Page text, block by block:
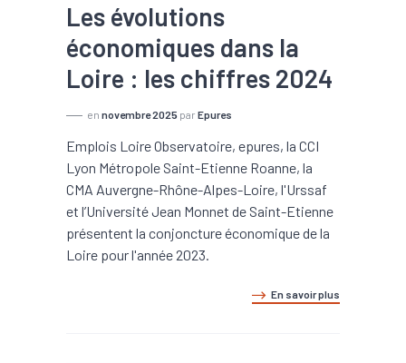
Les évolutions
économiques dans la
Loire : les chiffres 2024
en novembre 2025 par Epures
Emplois Loire Observatoire, epures, la CCI
Lyon Métropole Saint-Etienne Roanne, la
CMA Auvergne-Rhône-Alpes-Loire, l'Urssaf
et l’Université Jean Monnet de Saint-Etienne
présentent la conjoncture économique de la
Loire pour l'année 2023.
En savoir plus